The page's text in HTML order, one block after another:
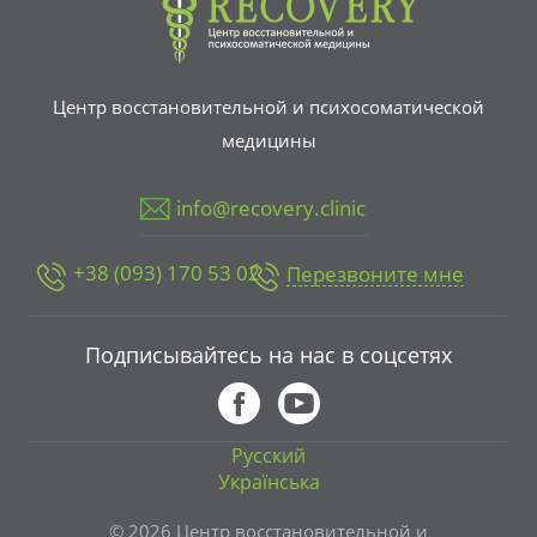
Центр восстановительной и психосоматической
медицины
info@recovery.clinic
+38 (093) 170 53 02 Перезвоните мне
Подписывайтесь на нас в соцсетях
Русский
Українська
© 2026 Центр восстановительной и